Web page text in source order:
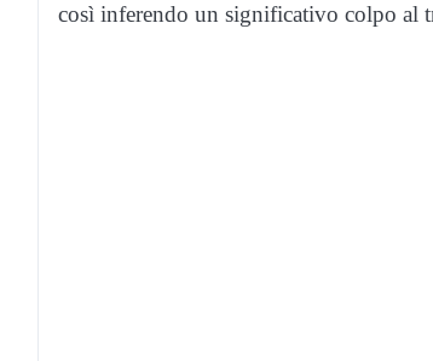
così inferendo un significativo colpo al